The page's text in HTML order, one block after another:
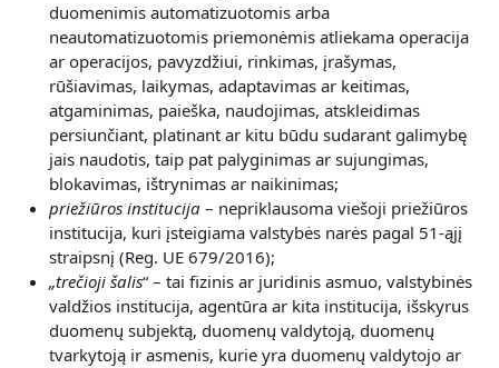
duomenimis automatizuotomis arba
neautomatizuotomis priemonėmis atliekama operacija
ar operacijos, pavyzdžiui, rinkimas, įrašymas,
rūšiavimas, laikymas, adaptavimas ar keitimas,
atgaminimas, paieška, naudojimas, atskleidimas
persiunčiant, platinant ar kitu būdu sudarant galimybę
jais naudotis, taip pat palyginimas ar sujungimas,
blokavimas, ištrynimas ar naikinimas;
priežiūros institucija – nepriklausoma viešoji priežiūros
institucija, kuri įsteigiama valstybės narės pagal 51-ąjį
straipsnį (Reg. UE 679/2016);
„trečioji šalis“ – tai fizinis ar juridinis asmuo, valstybinės
valdžios institucija, agentūra ar kita institucija, išskyrus
duomenų subjektą, duomenų valdytoją, duomenų
tvarkytoją ir asmenis, kurie yra duomenų valdytojo ar